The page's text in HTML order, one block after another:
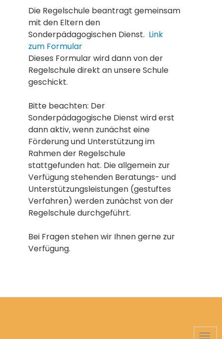
Die Regelschule beantragt gemeinsam
mit den Eltern den
Sonderpädagogischen Dienst. Link
zum Formular
Dieses Formular wird dann von der
Regelschule direkt an unsere Schule
geschickt.
Bitte beachten: Der
Sonderpädagogische Dienst wird erst
dann aktiv, wenn zunächst eine
Förderung und Unterstützung im
Rahmen der Regelschule
stattgefunden hat. Die allgemein zur
Verfügung stehenden Beratungs- und
Unterstützungsleistungen (gestuftes
Verfahren) werden zunächst von der
Regelschule durchgeführt.
Bei Fragen stehen wir Ihnen gerne zur
Verfügung.